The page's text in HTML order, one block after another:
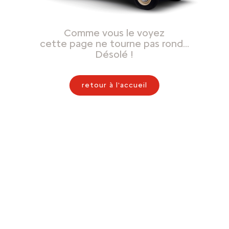
Comme vous le voyez
cette page ne tourne pas rond…
Désolé !
retour à l'accueil